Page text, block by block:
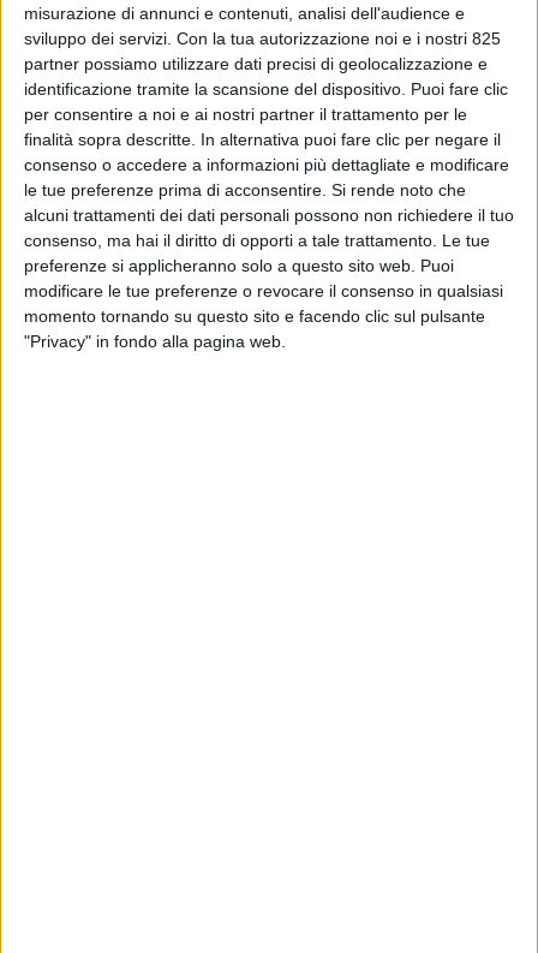
misurazione di annunci e contenuti, analisi dell'audience e
sviluppo dei servizi. Con la tua autorizzazione noi e i nostri 825
partner possiamo utilizzare dati precisi di geolocalizzazione e
identificazione tramite la scansione del dispositivo. Puoi fare clic
per consentire a noi e ai nostri partner il trattamento per le
finalità sopra descritte. In alternativa puoi fare clic per negare il
consenso o accedere a informazioni più dettagliate e modificare
le tue preferenze prima di acconsentire. Si rende noto che
alcuni trattamenti dei dati personali possono non richiedere il tuo
consenso, ma hai il diritto di opporti a tale trattamento. Le tue
preferenze si applicheranno solo a questo sito web. Puoi
modificare le tue preferenze o revocare il consenso in qualsiasi
momento tornando su questo sito e facendo clic sul pulsante
"Privacy" in fondo alla pagina web.
Cdf Logistica si insedia
nell’interporto di Livorno
LOGISTICA 17 GIUGNO 2026